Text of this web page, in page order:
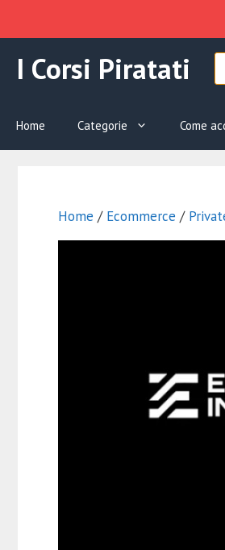
contenuto
I Corsi Piratati
Home Categorie Come
Home / Ecommerce /